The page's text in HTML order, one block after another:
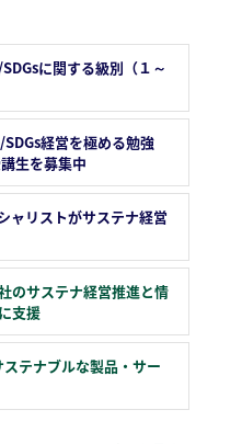
に関する級別（１～
経営を極める勉強
生を募集中
ャリストがサステナ経営
のサステナ経営推進と情
支援
テナブルな製品・サー